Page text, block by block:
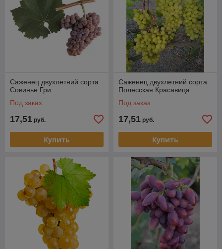
Саженец двухлетний сорта
Совинье Гри
Под заказ
17,51 руб.
Купить
Саженец двухлетний сорта
Полесская Красавица
Под заказ
17,51 руб.
Купить